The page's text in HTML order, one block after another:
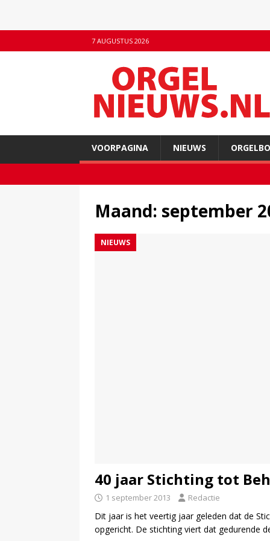
7 AUGUSTUS 2026
VOORPAGINA NIEUWS
Maand: september
NIEUWS
40 jaar Stichting tot
1 september 2013 Redactie
Dit jaar is het veertig jaar geleden dat de
opgericht. De stichting viert dat gedurende